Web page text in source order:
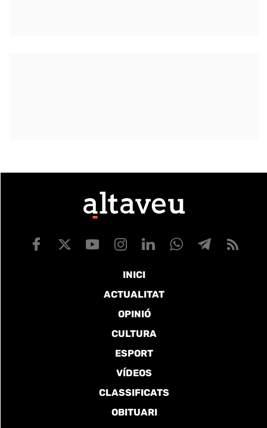
INICI
ACTUALITAT
OPINIÓ
CULTURA
ESPORT
VÍDEOS
CLASSIFICATS
OBITUARI